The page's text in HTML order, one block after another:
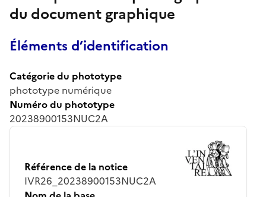
du document graphique
Éléments d’identification
Catégorie du phototype
phototype numérique
Numéro du phototype
20238900153NUC2A
Référence de la notice
IVR26_20238900153NUC2A